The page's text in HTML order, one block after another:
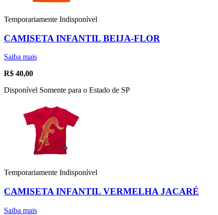
Temporariamente Indisponível
CAMISETA INFANTIL BEIJA-FLOR
Saiba mais
R$ 40,00
Disponível Somente para o Estado de SP
Temporariamente Indisponível
CAMISETA INFANTIL VERMELHA JACARÉ
Saiba mais